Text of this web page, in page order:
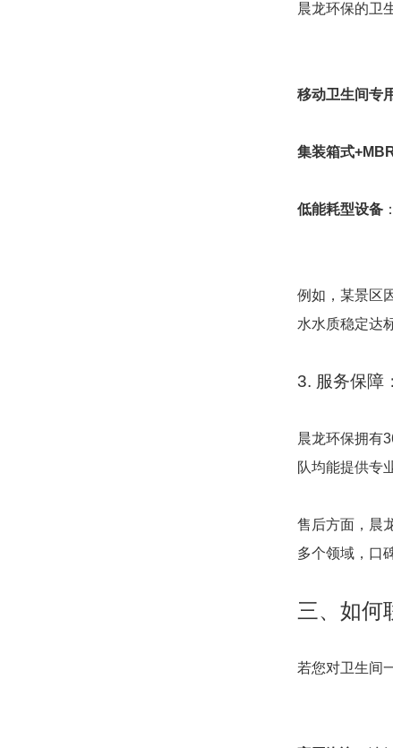
晨龙环保的卫
移动卫生间专
集装箱式
低能耗型设备
例如，某景区
水水质稳定达
3. 服务保障
晨龙环保拥有
队均能提供专
售后方面，晨
多个领域，口
三、如何
若您对卫生间